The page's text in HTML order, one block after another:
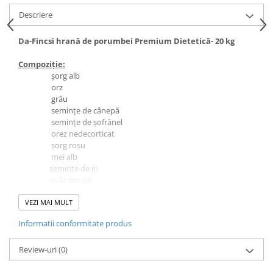
Descriere
Da-Fincsi hrană de porumbei Premium Dietetică- 20 kg
Compoziţie:
șorg alb
orz
grâu
semințe de cânepă
semințe de șofrănel
orez nedecorticat
șorg roșu
mei alb
semințe de in
hrişcă
Producătorul își rezervă dreptul de a face modificări!
VEZI MAI MULT
Informatii conformitate produs
Review-uri(0)